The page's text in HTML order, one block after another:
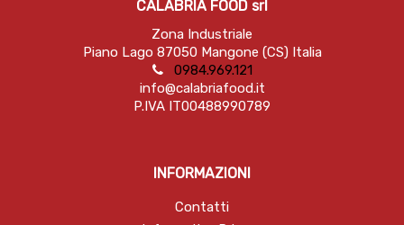
CALABRIA FOOD srl
Zona Industriale
Piano Lago 87050 Mangone (CS) Italia
0984.969.121
info@calabriafood.it
P.IVA IT00488990789
INFORMAZIONI
Contatti